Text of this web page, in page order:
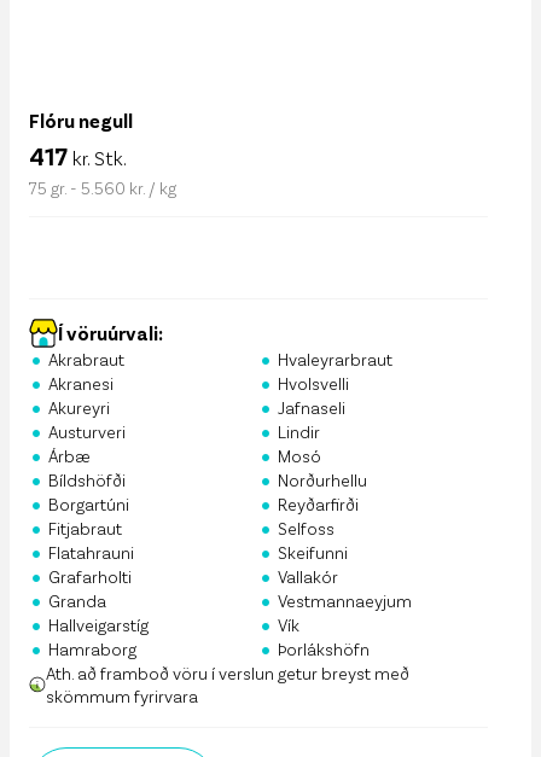
Flóru negull
417 kr. Stk.
75 gr. - 5.560 kr. / kg
Í vöruúrvali:
• Akrabraut
• Akranesi
• Akureyri
• Austurveri
• Árbæ
• Bíldshöfði
• Borgartúni
• Fitjabraut
• Flatahrauni
• Grafarholti
• Granda
• Hallveigarstíg
• Hamraborg
• Hvaleyrarbraut
• Hvolsvelli
• Jafnaseli
• Lindir
• Mosó
• Norðurhellu
• Reyðarfirði
• Selfoss
• Skeifunni
• Vallakór
• Vestmannaeyjum
• Vík
• Þorlákshöfn
Ath. að framboð vöru í verslun getur breyst með
skömmum fyrirvara